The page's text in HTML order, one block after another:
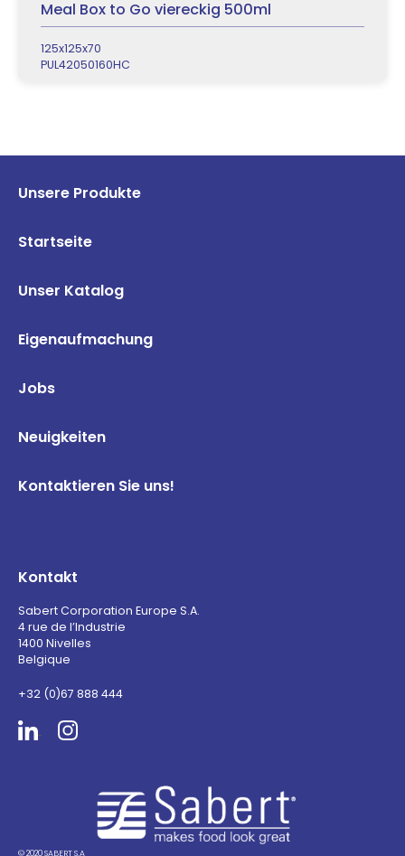
Meal Box to Go viereckig 500ml
125x125x70
PUL42050160HC
Unsere Produkte
Startseite
Unser Katalog
Eigenaufmachung
Jobs
Neuigkeiten
Kontaktieren Sie uns!
Kontakt
Sabert Corporation Europe S.A.
4 rue de l’Industrie
1400 Nivelles
Belgique
+32 (0)67 888 444
© 2020 SABERT S.A